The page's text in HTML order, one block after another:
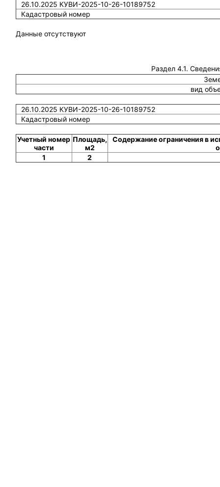
26.10.2025 КУВИ-2025-10-26-10189752
Кадастровый номер
Данные отсутствуют
Раздел 4.1.
вид
26.10.2025 КУВИ-2025-10-26-10189752
Кадастровый номер
Учетный номер
части
Площадь,
м2
Содержание ограничения в
1
2